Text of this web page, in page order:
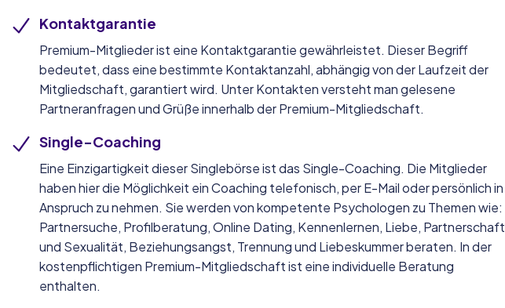
Kontaktgarantie
Premium-Mitglieder ist eine Kontaktgarantie gewährleistet. Dieser Begriff
bedeutet, dass eine bestimmte Kontaktanzahl, abhängig von der Laufzeit der
Mitgliedschaft, garantiert wird. Unter Kontakten versteht man gelesene
Partneranfragen und Grüße innerhalb der Premium-Mitgliedschaft.
Single-Coaching
Eine Einzigartigkeit dieser Singlebörse ist das Single-Coaching. Die Mitglieder
haben hier die Möglichkeit ein Coaching telefonisch, per E-Mail oder persönlich in
Anspruch zu nehmen. Sie werden von kompetente Psychologen zu Themen wie:
Partnersuche, Profilberatung, Online Dating, Kennenlernen, Liebe, Partnerschaft
und Sexualität, Beziehungsangst, Trennung und Liebeskummer beraten. In der
kostenpflichtigen Premium-Mitgliedschaft ist eine individuelle Beratung
enthalten.